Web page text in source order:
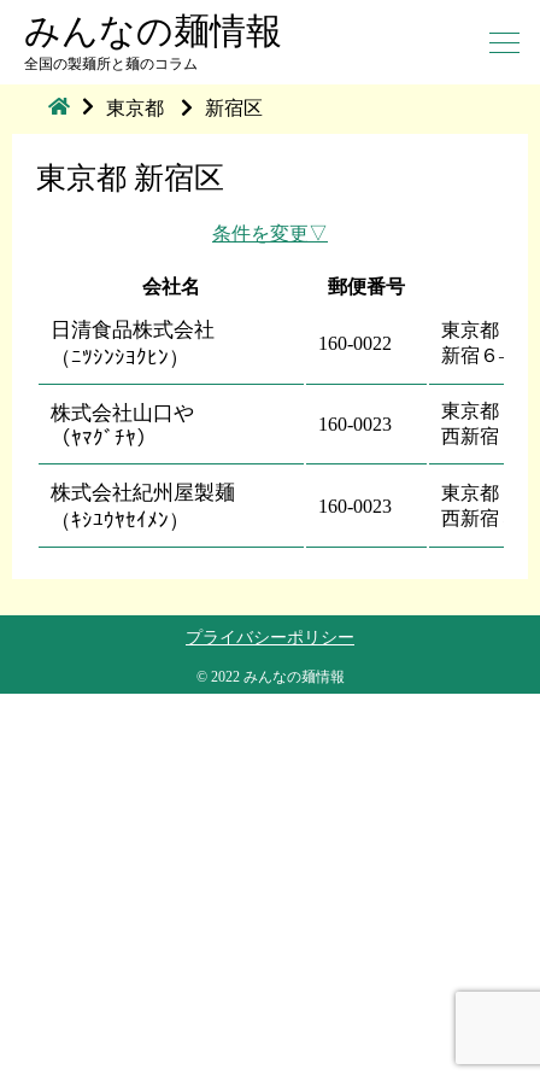
みんなの麺情報
全国の製麺所と麺のコラム
東京都 新宿区
東京都 新宿区
条件を変更
会社名 郵便番号
日清食品株式会社
（ﾆﾂｼﾝｼﾖｸﾋﾝ）
160-0022
東京都 新
新宿６―
株式会社山口や
（ﾔﾏｸﾞﾁﾔ）
160-0023
東京都 新
西新宿７
株式会社紀州屋製麺
（ｷｼﾕｳﾔｾｲﾒﾝ）
160-0023
東京都 新
西新宿３
プライバシーポリシー
© 2022 みんなの麺情報